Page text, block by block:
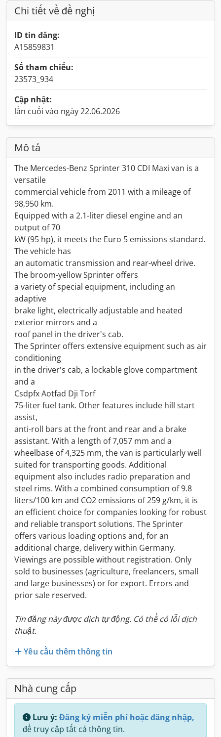
Chi tiết về đề nghị
ID tin đăng:
A15859831
Số tham chiếu:
23573_934
Cập nhật:
lần cuối vào ngày 22.06.2026
Mô tả
The Mercedes-Benz Sprinter 310 CDI Maxi van is a
versatile
commercial vehicle from 2011 with a mileage of
98,950 km.
Equipped with a 2.1-liter diesel engine and an
output of 70
kW (95 hp), it meets the Euro 5 emissions standard.
The vehicle has
an automatic transmission and rear-wheel drive.
The broom-yellow Sprinter offers
a variety of special equipment, including an
adaptive
brake light, electrically adjustable and heated
exterior mirrors and a
roof panel in the driver's cab.
The Sprinter offers extensive equipment such as air
conditioning
in the driver's cab, a lockable glove compartment
and a
Csdpfx Aotfad Dji Torf
75-liter fuel tank. Other features include hill start
assist,
anti-roll bars at the front and rear and a brake
assistant. With a length of 7,057 mm and a
wheelbase of 4,325 mm, the van is particularly well
suited for transporting goods. Additional
equipment also includes radio preparation and
steel rims. With a combined consumption of 9.8
liters/100 km and CO2 emissions of 259 g/km, it is
an efficient choice for companies looking for robust
and reliable transport solutions. The Sprinter
offers various loading options and, for an
additional charge, delivery within Germany.
Viewings are possible without registration. Only
sold to businesses (agriculture, freelancers, small
and large businesses) or for export. Errors and
prior sale reserved.
Tin đăng này được dịch tự động. Có thể có lỗi dịch
thuật.
Yêu cầu thêm thông tin
Nhà cung cấp
Lưu ý: Đăng ký miễn phí hoặc đăng nhập,
để truy cập tất cả thông tin.